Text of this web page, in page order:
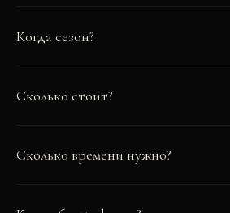
Когда сезон?
Сколько стоит?
Сколько времени нужно?